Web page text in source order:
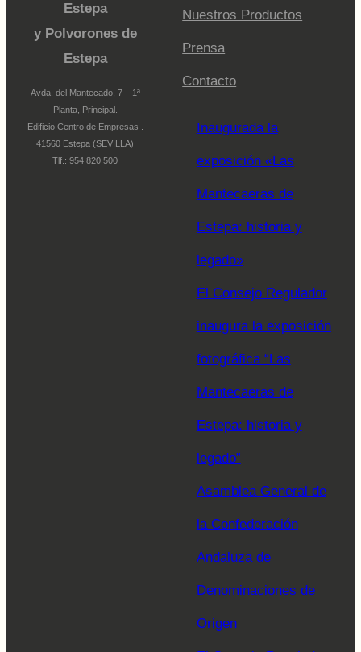
Estepa
y Polvorones de
Estepa
Avda. del Mantecado, 7 – 1ª
Planta, Principal.
Edificio Centro de Empresas .
41560 Estepa (SEVILLA)
Tlf.: 954 820 500
Nuestros Productos
Prensa
Contacto
Inaugurada la
exposición «Las
Mantecaeras de
Estepa: historia y
legado»
El Consejo Regulador
inaugura la exposición
fotográfica “Las
Mantecaeras de
Estepa: historia y
legado”
Asamblea General de
la Confederación
Andaluza de
Denominaciones de
Origen